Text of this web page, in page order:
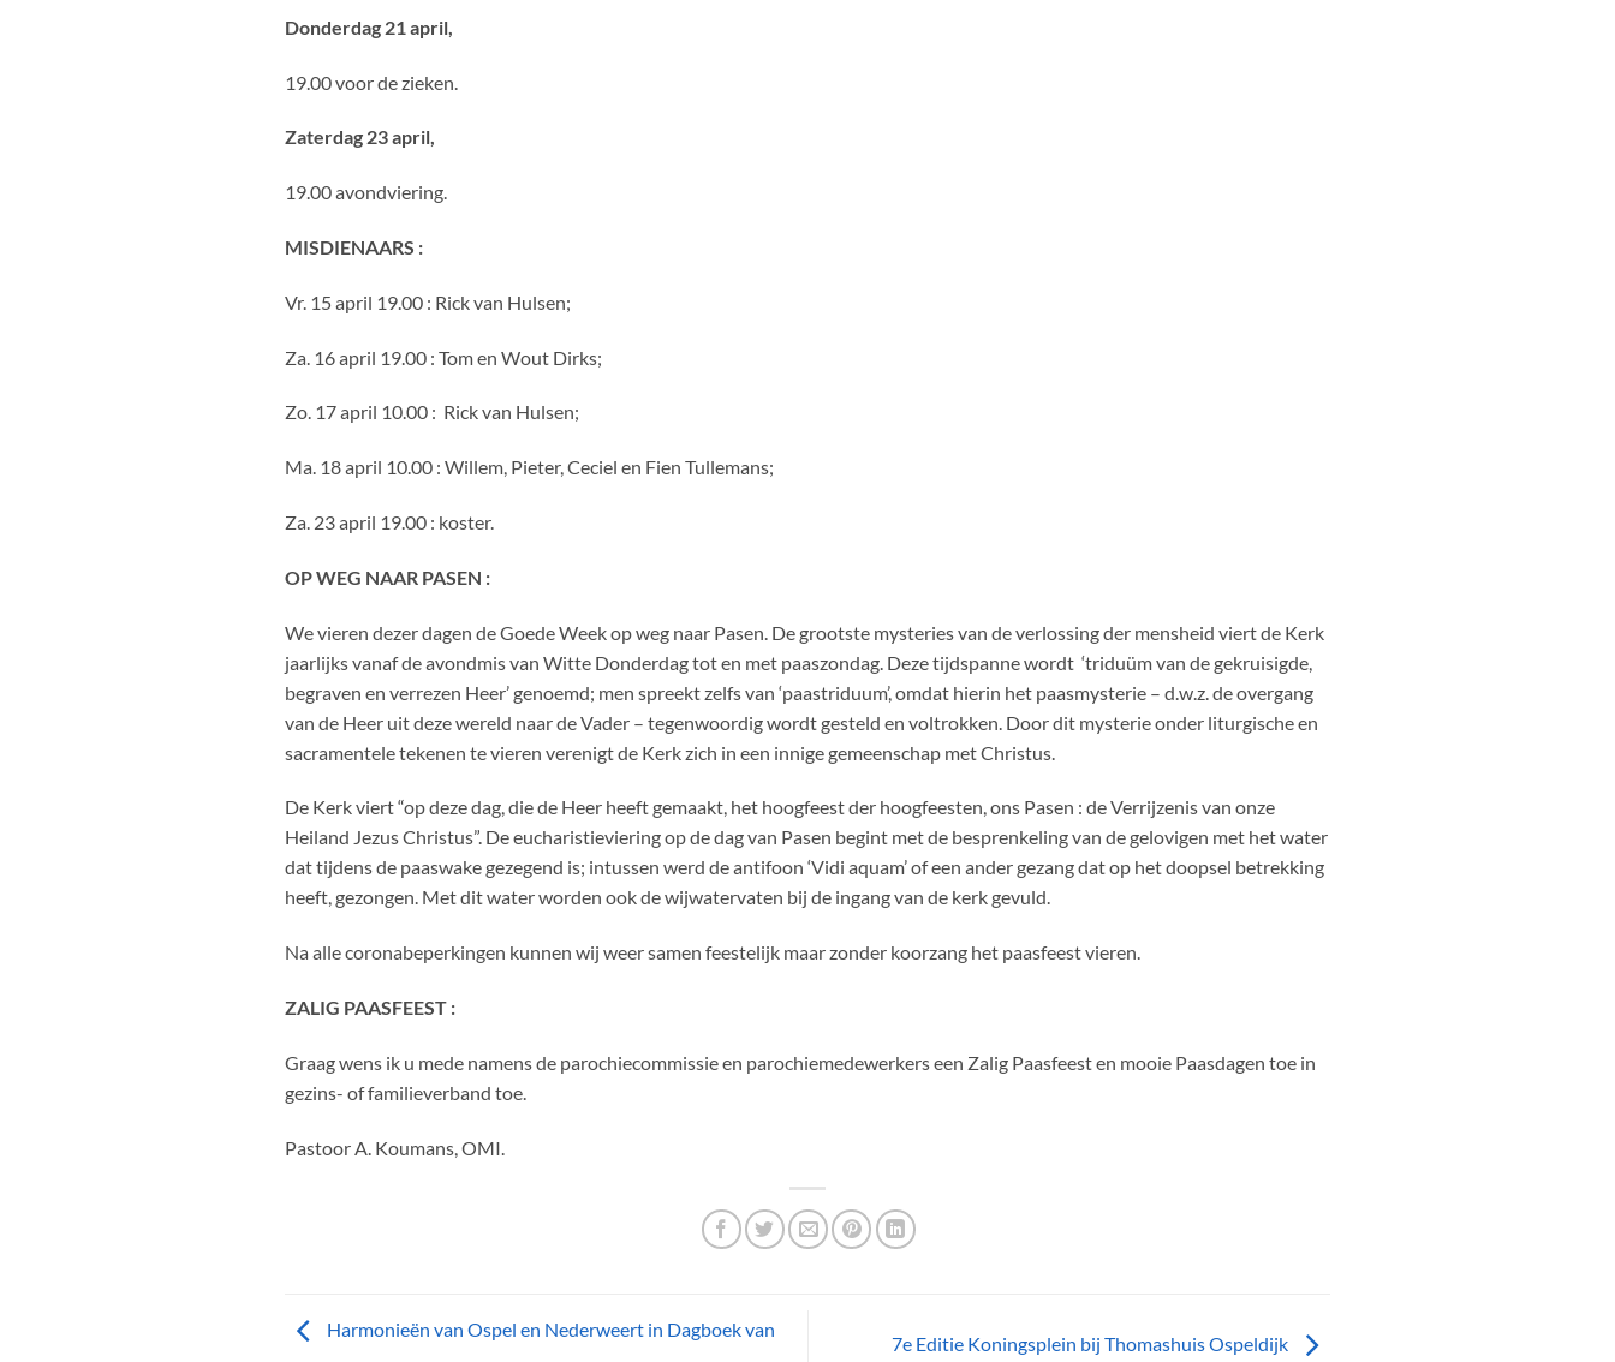
Donderdag 21 april,
19.00 voor de zieken.
Zaterdag 23 april,
19.00 avondviering.
MISDIENAARS :
Vr. 15 april 19.00 : Rick van Hulsen;
Za. 16 april 19.00 : Tom en Wout Dirks;
Zo. 17 april 10.00 : Rick van Hulsen;
Ma. 18 april 10.00 : Willem, Pieter, Ceciel en Fien Tullemans;
Za. 23 april 19.00 : koster.
OP WEG NAAR PASEN :
We vieren dezer dagen de Goede Week op weg naar Pasen. De grootste mysteries van de verlossing der mensheid viert de Kerk
jaarlijks vanaf de avondmis van Witte Donderdag tot en met paaszondag. Deze tijdspanne wordt ‘triduüm van de gekruisigde,
begraven en verrezen Heer’ genoemd; men spreekt zelfs van ‘paastriduum’, omdat hierin het paasmysterie – d.w.z. de overgang
van de Heer uit deze wereld naar de Vader – tegenwoordig wordt gesteld en voltrokken. Door dit mysterie onder liturgische en
sacramentele tekenen te vieren verenigt de Kerk zich in een innige gemeenschap met Christus.
De Kerk viert “op deze dag, die de Heer heeft gemaakt, het hoogfeest der hoogfeesten, ons Pasen : de Verrijzenis van onze
Heiland Jezus Christus”. De eucharistieviering op de dag van Pasen begint met de besprenkeling van de gelovigen met het water
dat tijdens de paaswake gezegend is; intussen werd de antifoon ‘Vidi aquam’ of een ander gezang dat op het doopsel betrekking
heeft, gezongen. Met dit water worden ook de wijwatervaten bij de ingang van de kerk gevuld.
Na alle coronabeperkingen kunnen wij weer samen feestelijk maar zonder koorzang het paasfeest vieren.
ZALIG PAASFEEST :
Graag wens ik u mede namens de parochiecommissie en parochiemedewerkers een Zalig Paasfeest en mooie Paasdagen toe in
gezins- of familieverband toe.
Pastoor A. Koumans, OMI.
Harmonieën van Ospel en Nederweert in Dagboek van
7e Editie Koningsplein bij Thomashuis Ospeldijk